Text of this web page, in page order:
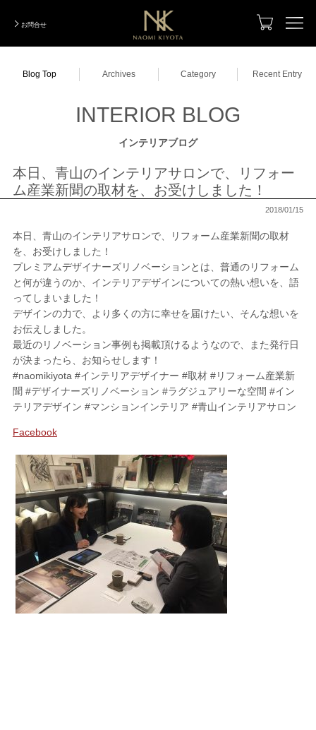
お問合せ
Designers Renovation デザイナーズリノベーション
Order Made オーダーメイド
Company Information 会社紹介
INTERIOR BLOG インテリアブログ
SHOPPING
FABRIC ファブリック
CUSHION クッション
LIVING DINING ROOM リビング／ダイニング
BED ROOM ベッドルーム
My Page マイページ
CONTACT お問い合わせ
Blog Top Archives Category Recent Entry
INTERIOR BLOG
インテリアブログ
本日、青山のインテリアサロンで、リフォー
ム産業新聞の取材を、お受けしました！
2018/01/15
本日、青山のインテリアサロンで、リフォーム産業新聞の取材
を、お受けしました！
プレミアムデザイナーズリノベーションとは、普通のリフォーム
と何が違うのか、インテリアデザインについての熱い想いを、語
ってしまいました！
デザインの力で、より多くの方に幸せを届けたい、そんな想いを
お伝えしました。
最近のリノベーション事例も掲載頂けるようなので、また発行日
が決まったら、お知らせします！
#naomikiyota #インテリアデザイナー #取材 #リフォーム産業新
聞 #デザイナーズリノベーション #ラグジュアリーな空間 #イン
テリアデザイン #マンションインテリア #青山インテリアサロン
Facebook